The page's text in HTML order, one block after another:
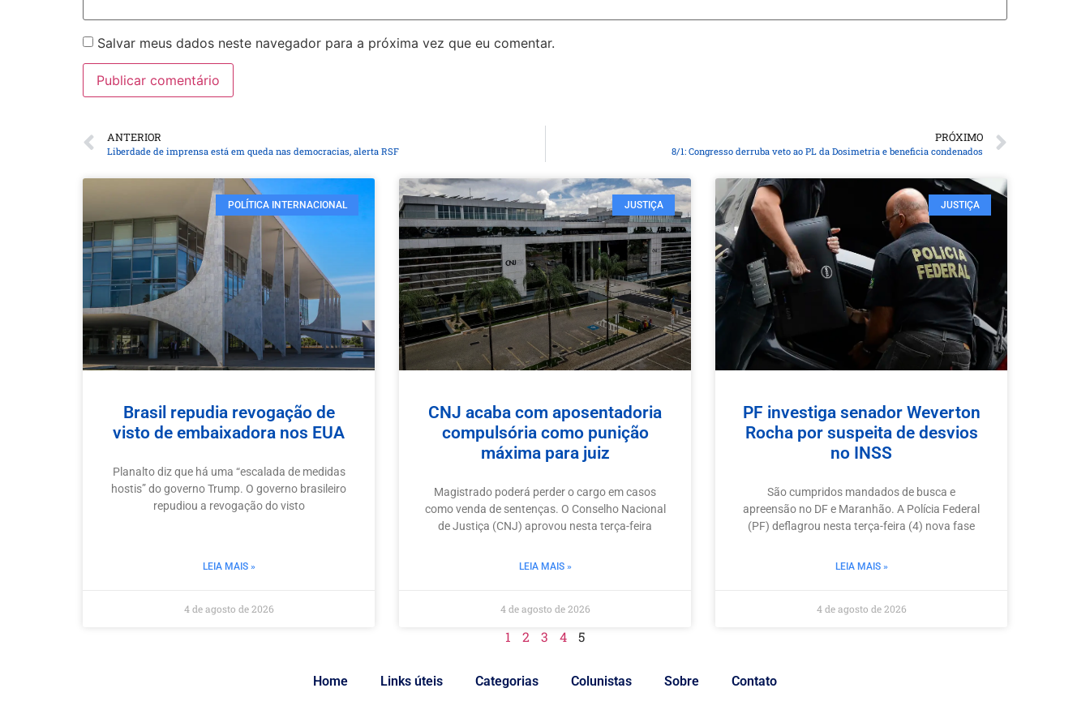
Salvar meus dados neste navegador para a próxima vez que eu comentar.
ANTERIOR
Liberdade de imprensa está em queda nas democracias, alerta RSF
PRÓXIMO
8/1: Congresso derruba veto ao PL da Dosimetria e beneficia condenados
POLÍTICA INTERNACIONAL
Brasil repudia revogação de
visto de embaixadora nos EUA
Planalto diz que há uma “escalada de medidas
hostis” do governo Trump. O governo brasileiro
repudiou a revogação do visto
LEIA MAIS »
4 de agosto de 2026
JUSTIÇA
CNJ acaba com aposentadoria
compulsória como punição
máxima para juiz
Magistrado poderá perder o cargo em casos
como venda de sentenças. O Conselho Nacional
de Justiça (CNJ) aprovou nesta terça-feira
LEIA MAIS »
4 de agosto de 2026
JUSTIÇA
PF investiga senador Weverton
Rocha por suspeita de desvios
no INSS
São cumpridos mandados de busca e
apreensão no DF e Maranhão. A Polícia Federal
(PF) deflagrou nesta terça-feira (4) nova fase
LEIA MAIS »
4 de agosto de 2026
1 2 3 4 5
Home Links úteis Categorias Colunistas Sobre Contato